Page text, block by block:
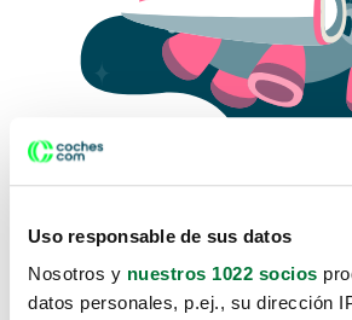
Uso responsable de sus datos
Nosotros y nuestros 1022 socios
datos personales, p.ej., su dirección